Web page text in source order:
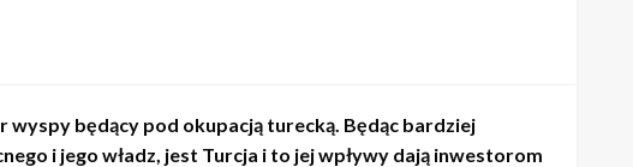
wyspy będący pod okupacją turecką. Będąc bardziej
i jego władz, jest Turcja i to jej wpływy dają inwestorom